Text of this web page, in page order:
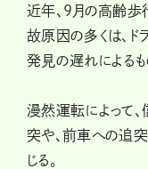
近年、9月の高齢歩
故原因の多くは、ド
発見の遅れによるも
漫然運転によって
突や、前車への追
じる。